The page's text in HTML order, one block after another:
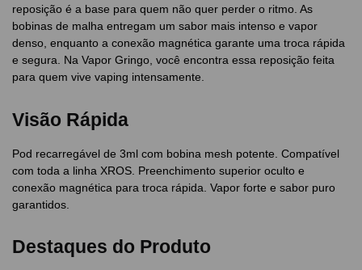
reposição é a base para quem não quer perder o ritmo. As
bobinas de malha entregam um sabor mais intenso e vapor
denso, enquanto a conexão magnética garante uma troca rápida
e segura. Na Vapor Gringo, você encontra essa reposição feita
para quem vive vaping intensamente.
Visão Rápida
Pod recarregável de 3ml com bobina mesh potente. Compatível
com toda a linha XROS. Preenchimento superior oculto e
conexão magnética para troca rápida. Vapor forte e sabor puro
garantidos.
Destaques do Produto